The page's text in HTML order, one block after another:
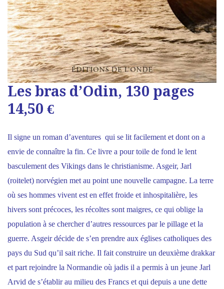
Les bras d’Odin, 130 pages
14,50 €
Il signe un roman d’aventures qui se lit facilement et dont on a
envie de connaître la fin. Ce livre a pour toile de fond le lent
basculement des Vikings dans le christianisme. Asgeir, Jarl
(roitelet) norvégien met au point une nouvelle campagne. La terre
où ses hommes vivent est en effet froide et inhospitalière, les
hivers sont précoces, les récoltes sont maigres, ce qui oblige la
population à se chercher d’autres ressources par le pillage et la
guerre. Asgeir décide de s’en prendre aux églises catholiques des
pays du Sud qu’il sait riche. Il fait construire un deuxième drakkar
et part rejoindre la Normandie où jadis il a permis à un jeune Jarl
Arvid de s’établir au milieu des Francs et qui depuis a une dette